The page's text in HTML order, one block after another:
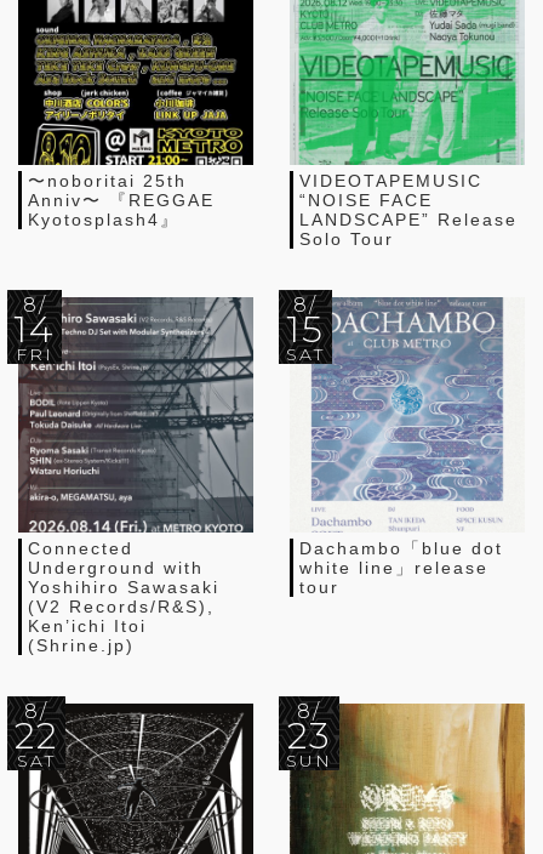
〜noboritai 25th
Anniv〜 『REGGAE
Kyotosplash4』
VIDEOTAPEMUSIC
“NOISE FACE
LANDSCAPE” Release
Solo Tour
8/
14
FRI
Connected
Underground with
Yoshihiro Sawasaki
(V2 Records/R&S),
Ken’ichi Itoi
(Shrine.jp)
8/
15
SAT
Dachambo「blue dot
white line」release
tour
8/
22
SAT
8/
23
SUN